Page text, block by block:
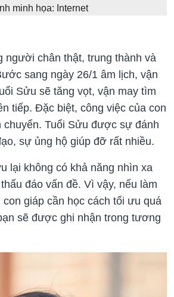
minh họa: Internet
người chân thật, trung thành và
sang ngày 26/1 âm lịch, vận
Sửu sẽ tăng vọt, vận may tìm
tiếp. Đặc biệt, công việc của con
chuyển. Tuổi Sửu được sự đánh
sự ủng hộ giúp đỡ rất nhiều.
lại không có khả năng nhìn xa
đáo vấn đề. Vì vậy, nếu làm
giáp cần học cách tối ưu quá
sẽ được ghi nhận trong tương